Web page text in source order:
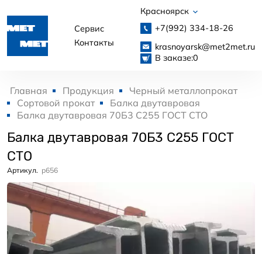
Сервис
Контакты
Красноярск
+7(992) 334-18-26
krasnoyarsk@met2met.ru
В заказе:0
Главная Продукция
Черный металлопрокат
Сортовой прокат
Балка двутавровая
Балка двутавровая 70Б3 С255 ГОСТ СТО
Балка двутавровая 70Б3 С255 ГОСТ
СТО
Артикул. p656